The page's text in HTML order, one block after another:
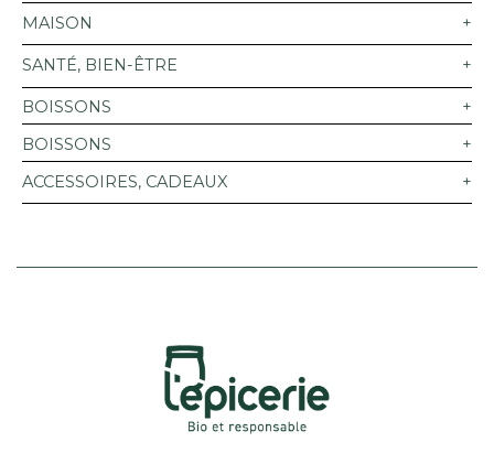
MAISON
SANTÉ, BIEN-ÊTRE
BOISSONS
BOISSONS
ACCESSOIRES, CADEAUX